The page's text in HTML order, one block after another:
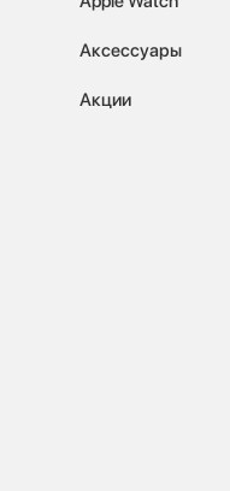
Аксессуары
Акции